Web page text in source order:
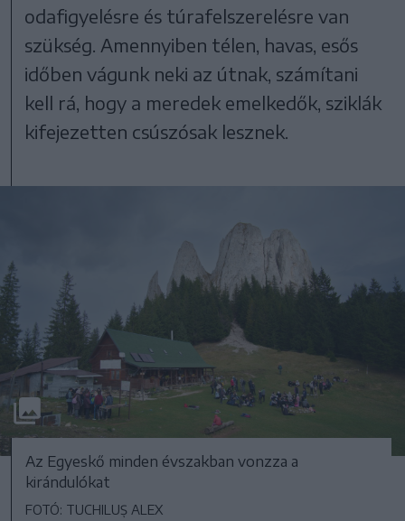
odafigyelésre és túrafelszerelésre van
szükség. Amennyiben télen, havas, esős
időben vágunk neki az útnak, számítani
kell rá, hogy a meredek emelkedők, sziklák
kifejezetten csúszósak lesznek.
Az Egyeskő minden évszakban vonzza a
kirándulókat
FOTÓ: TUCHILUȘ ALEX